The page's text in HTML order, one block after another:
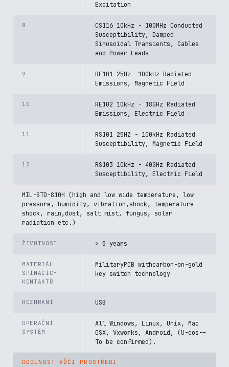
Excitation
8
CS116 10kHz - 100MHz Conducted
Susceptibility, Damped
Sinusoidal Transients, Cables
and Power Leads
9
RE101 25Hz -100kHz Radiated
Emissions, Magnetic Field
10
RE102 10kHz - 18GHz Radiated
Emissions, Electric Field
11
RS101 25HZ - 100kHz Radiated
Susceptibility, Magnetic Field
12
RS103 10kHz - 40GHz Radiated
Susceptibility, Electric Field
MIL-STD-810H (high and low wide temperature, low
pressure, humidity, vibration,shock, temperature
shock, rain,dust, salt mist, fungus, solar
radiation etc.)
ŽIVOTNOST > 5 years
MATERIÁL
SPÍNACÍCH
KONTAKTŮ
MilitaryPCB withcarbon-on-gold
key switch technology
ROZHRANÍ USB
OPERAČNÍ
SYSTÉM
All Windows, Linux, Unix, Mac
OSX, Vxworks, Android, (U-cos--
To be confirmed).
ODOLNOST VŮČI PROSTŘEDÍ